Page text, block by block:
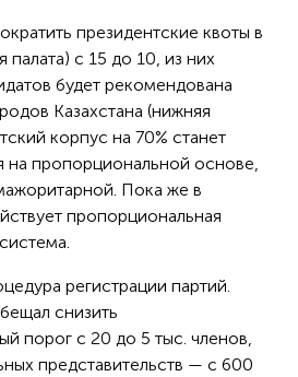
президентские квоты в
палата) с 15 до 10, из них
будет рекомендована
Казахстана (нижняя
корпус на 70% станет
на пропорциональной основе,
Пока же в
пропорциональная
регистрации партий.
снизить
порог с 20 до 5 тыс. членов,
представительств — с 600